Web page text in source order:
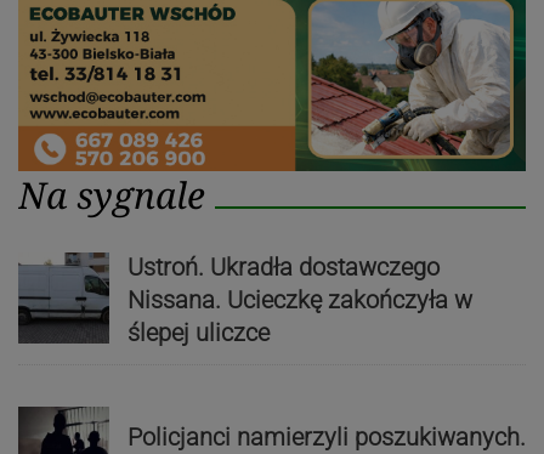
Na sygnale
Ustroń. Ukradła dostawczego
Nissana. Ucieczkę zakończyła w
ślepej uliczce
Policjanci namierzyli poszukiwanych.